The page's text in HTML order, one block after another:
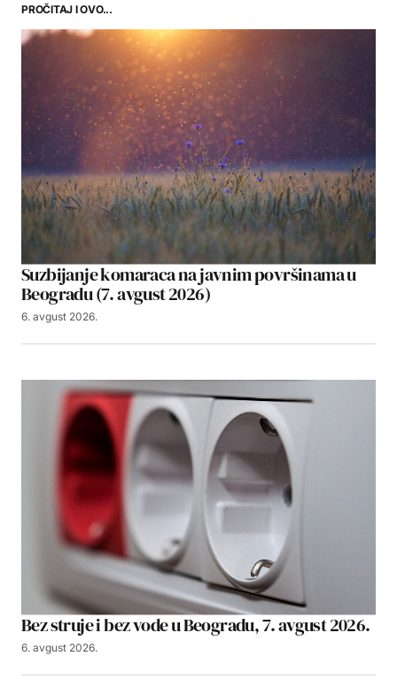
PROČITAJ I OVO...
Suzbijanje komaraca na javnim površinama u
Beogradu (7. avgust 2026)
6. avgust 2026.
Bez struje i bez vode u Beogradu, 7. avgust 2026.
6. avgust 2026.